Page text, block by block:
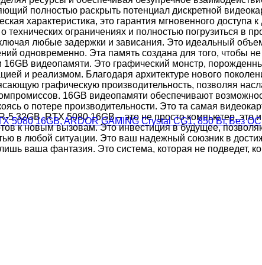
полностью раскрыть потенциал дискретной
характеристика, это гарантия мгновенного
ограничениях и полностью погрузиться в
любые задержки и зависания. Это идеальный
одновременно. Эта память создана для того, чтобы
видеопамяти. Это графический монстр,
и реализмом. Благодаря архитектуре нового
графическую производительность, позволяя
16GB видеопамяти обеспечивают
о потере производительности. Это та самая
32GB, RTX 5080 16GB – это не просто компьютер, это
к новым вызовам. Это инвестиция в будущее,
в любой ситуации. Это ваш надежный союзник в
ваша фантазия. Это система, которая не подведет,
5080 16GB, ARDOR GAMING Crystal CG1, 850 Вт, Без ОС